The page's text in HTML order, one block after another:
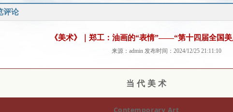
评论
《美术》｜郑工：油画的“表情”——“第十四届全国
来源：admin 发布时间：2024/12/25 21:11:10
当 代 美 术
Contemporary Art